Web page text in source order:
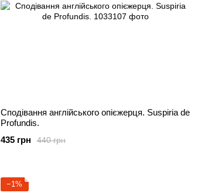
Сподівання англійського опієжерця. Suspiria de
Profundis.
440 грн
435 грн
−1%